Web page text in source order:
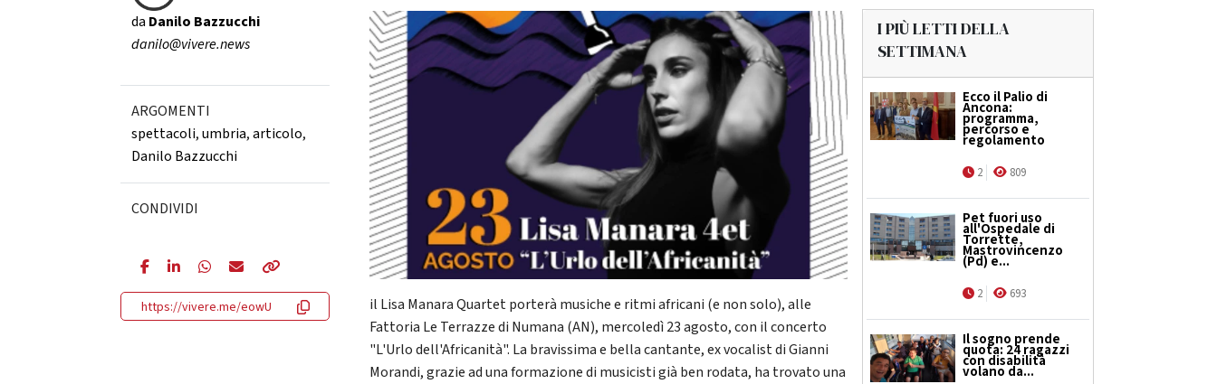
da Danilo Bazzucchi
danilo@vivere.news
ARGOMENTI
spettacoli,umbria,articolo,
Danilo Bazzucchi
CONDIVIDI
https://vivere.me/eowU
il Lisa Manara Quartet porterà musiche e ritmi africani (e non solo), alle
Fattoria Le Terrazze di Numana (AN), mercoledì 23 agosto, con il concerto
"L'Urlo dell'Africanità". La bravissima e bella cantante, ex vocalist di Gianni
Morandi, grazie ad una formazione di musicisti già ben rodata, ha trovato una
I PIÙ LETTI DELLA
SETTIMANA
Ecco il Palio di
Ancona:
programma,
percorso e
regolamento
2 809
Pet fuori uso
all'Ospedale di
Torrette,
Mastrovincenzo
(Pd) e...
2 693
Il sogno prende
quota: 24 ragazzi
con disabilità
volano da...